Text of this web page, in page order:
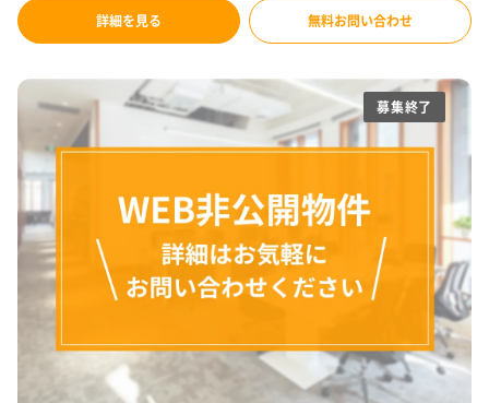
詳細を見る 無料お問い合わせ
募集終了